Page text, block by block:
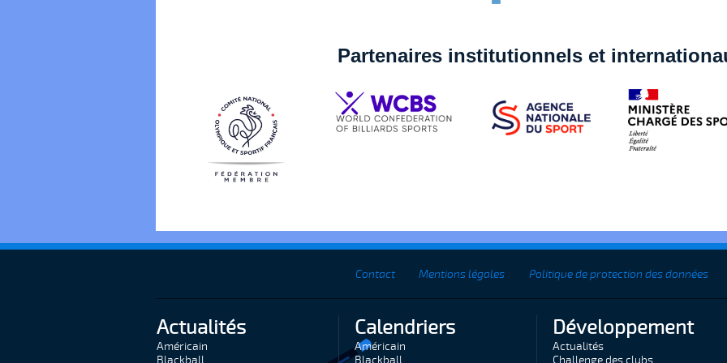
Partenaires institutionnels et
Contact Mentions légales Politique de protection des données
Actualités
Américain
Blackball
Calendriers
Américain
Blackball
Développement
Actualités
Challenge des clubs